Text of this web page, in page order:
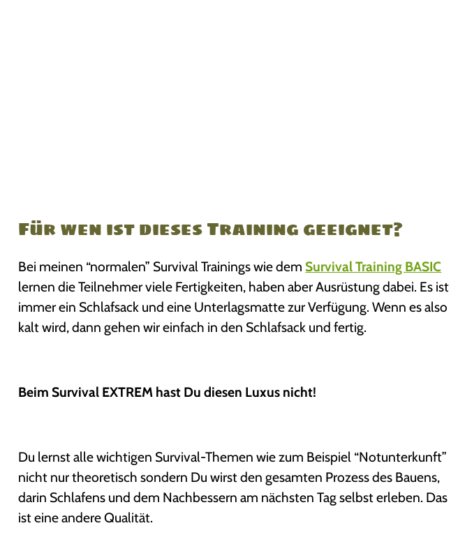
Für wen ist dieses Training geeignet?
Bei meinen “normalen” Survival Trainings wie dem Survival Training BASIC
lernen die Teilnehmer viele Fertigkeiten, haben aber Ausrüstung dabei. Es ist
immer ein Schlafsack und eine Unterlagsmatte zur Verfügung. Wenn es also
kalt wird, dann gehen wir einfach in den Schlafsack und fertig.
Beim Survival EXTREM hast Du diesen Luxus nicht!
Du lernst alle wichtigen Survival-Themen wie zum Beispiel “Notunterkunft”
nicht nur theoretisch sondern Du wirst den gesamten Prozess des Bauens,
darin Schlafens und dem Nachbessern am nächsten Tag selbst erleben. Das
ist eine andere Qualität.